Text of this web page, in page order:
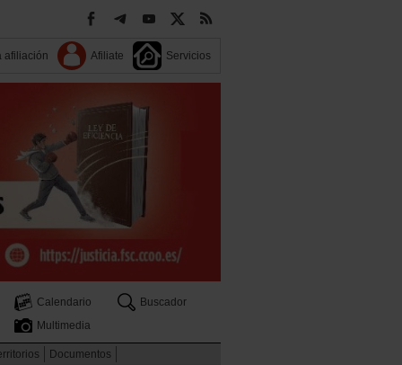
afiliación Afiliate Servicios
Calendario
Buscador
Multimedia
Documentos